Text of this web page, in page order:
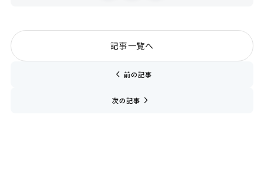
chevron_left 前の記事
記事一覧へ
次の記事 navigate_next